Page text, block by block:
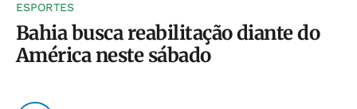
ESPORTES
Bahia busca reabilitação diante do
América neste sábado